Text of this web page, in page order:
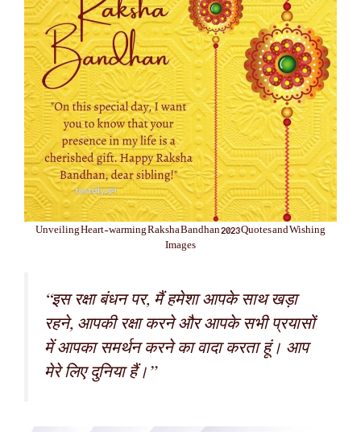
Unveiling Heart-warming Raksha Bandhan 2023 Quotes and Wishing
Images
“इस रक्षा बंधन पर, मैं हमेशा आपके साथ खड़ा
रहने, आपकी रक्षा करने और आपके सभी प्रयासों
में आपका समर्थन करने का वादा करता हूं। आप
मेरे लिए दुनिया हैं।”